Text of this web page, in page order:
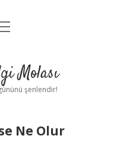
UyarıMolası
şenlendir!
Ne Olur